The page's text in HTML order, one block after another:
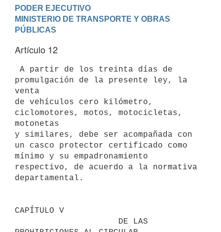
PODER EJECUTIVO
MINISTERIO DE TRANSPORTE Y OBRAS
Artículo 12
promulgación de la presente ley, la
venta
de vehículos cero kilómetro,
ciclomotores, motos, motocicletas,
motonetas
y similares, debe ser acompañada con
un casco protector certificado como
mínimo y su empadronamiento
respectivo, de acuerdo a la normativa
departamental.
CAPÍTULO V